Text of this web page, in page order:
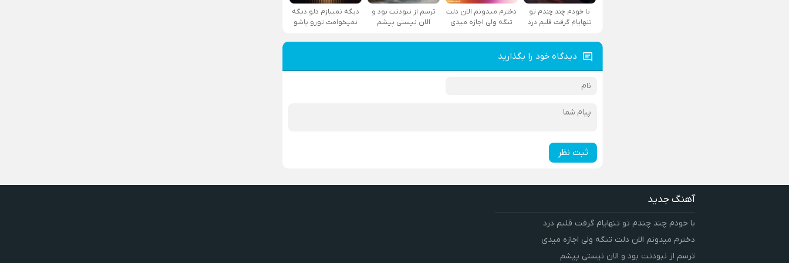
با خودم چند چندم تو
تنهایام گرفت قلبم درد
دخترم میدونم الان دلت
تنگه ولی اجازه میدی
ترسم از نبودنت بود و
الان نیستی پیشم
دیگه نمیبازم دلو دیگه
نمیخوامت تورو پاشو
دیدگاه خود را بگذارید
ثبت نظر
آهنگ جدید
با خودم چند چندم تو تنهایام گرفت قلبم درد
دخترم میدونم الان دلت تنگه ولی اجازه میدی
ترسم از نبودنت بود و الان نیستی پیشم